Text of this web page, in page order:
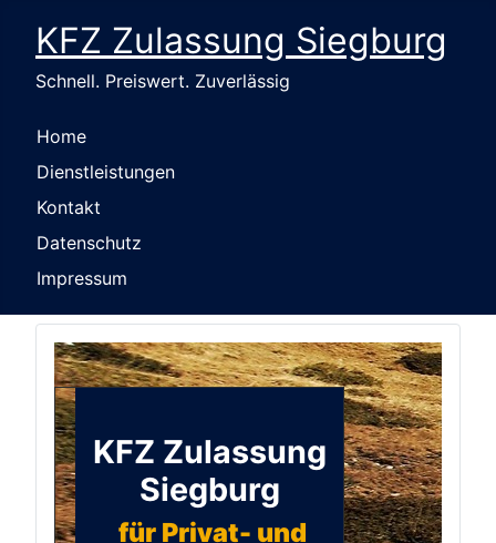
KFZ Zulassung Siegburg
Schnell. Preiswert. Zuverlässig
Home
Dienstleistungen
Kontakt
Datenschutz
Impressum
KFZ Zulassung
Siegburg
für Privat- und